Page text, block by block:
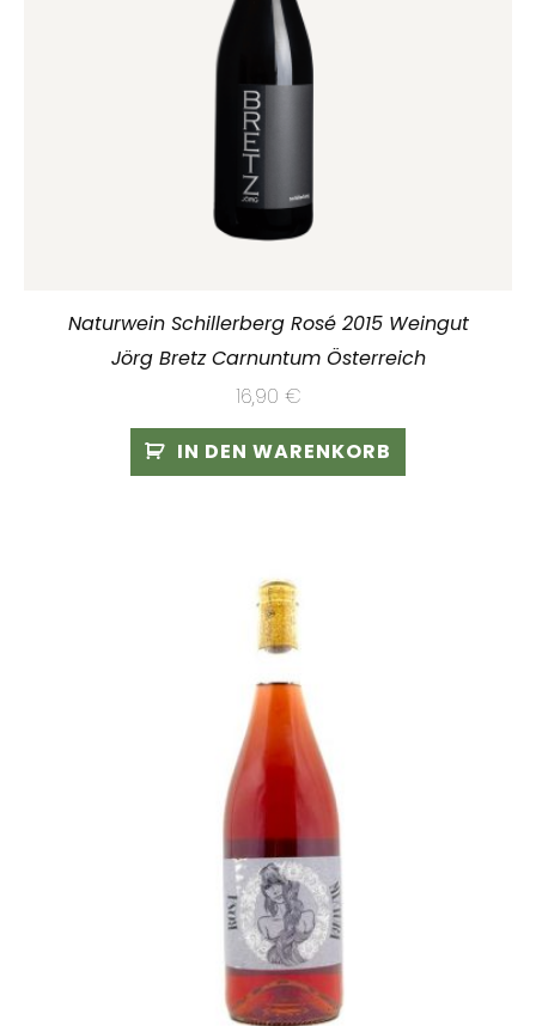
Naturwein Schillerberg Rosé 2015 Weingut
Jörg Bretz Carnuntum Österreich
16,90 €
IN DEN WARENKORB